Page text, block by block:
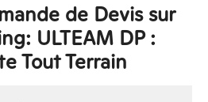
de Devis sur
ULTEAM DP :
Tout Terrain